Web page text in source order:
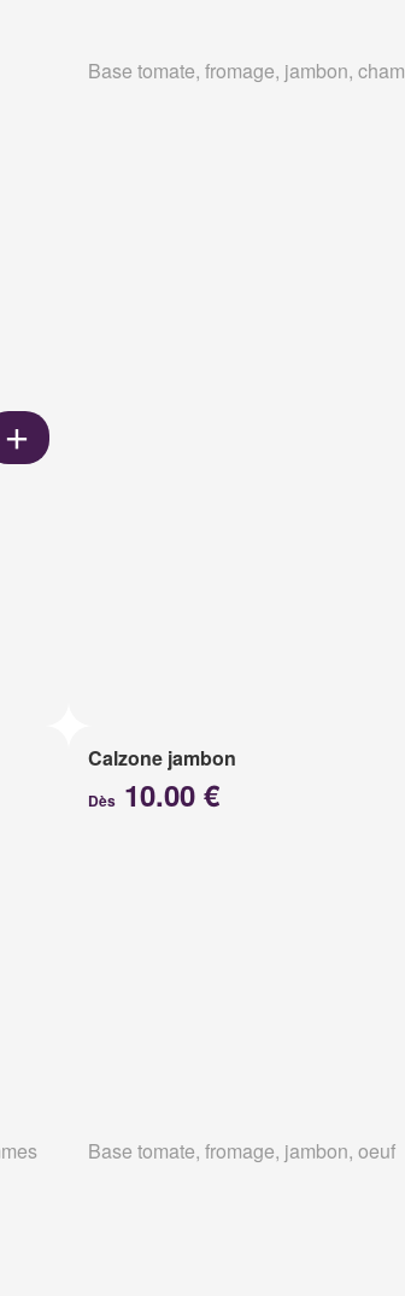
Base tomate, fromage, jambon,
Calzone jambon
Dès10.00 €
Base tomate, fromage, jambon, oeuf